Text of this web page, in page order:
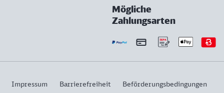
Mögliche
Zahlungsarten
Impressum Barrierefreiheit
Beförderungsbedingungen